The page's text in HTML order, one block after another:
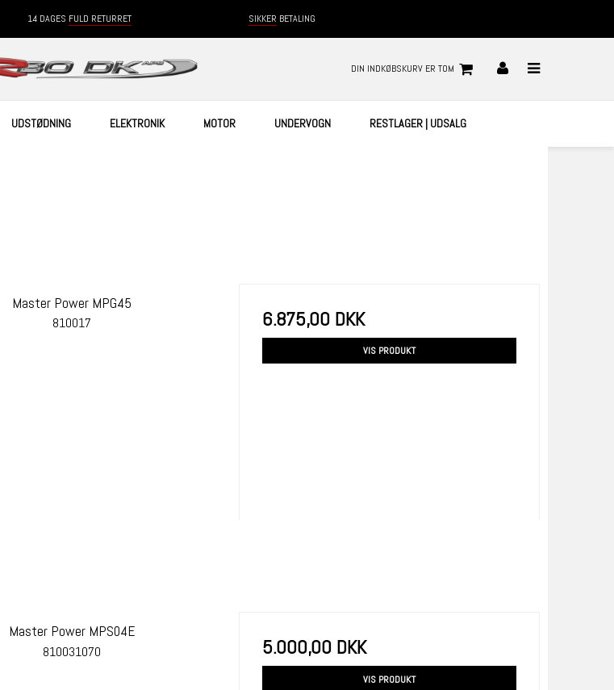
14 DAGES FULD RETURRET SIKKER BETALING
DIN INDKØBSKURV ER TOM
UDSTØDNING ELEKTRONIK MOTOR UNDERVOGN RESTLAGER | UDSALG
Master Power MPG45
810017 6.875,00 DKK
VIS PRODUKT
Master Power MPS04E
810031070 5.000,00 DKK
VIS PRODUKT